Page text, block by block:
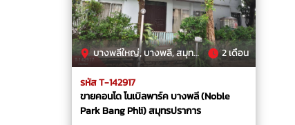
บางพลีใหญ่, บางพลี, สมุทรปราการ 2 เดือน
รหัส T-142917
ขายคอนโด โนเบิลพาร์ค บางพลี (Noble
Park Bang Phli) สมุทรปราการ